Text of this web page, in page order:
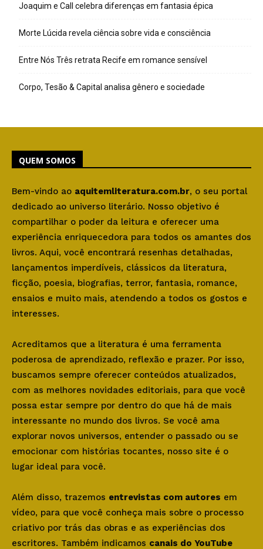
Joaquim e Call celebra diferenças em fantasia épica
Morte Lúcida revela ciência sobre vida e consciência
Entre Nós Três retrata Recife em romance sensível
Corpo, Tesão & Capital analisa gênero e sociedade
QUEM SOMOS
Bem-vindo ao aquitemliteratura.com.br, o seu portal
dedicado ao universo literário. Nosso objetivo é
compartilhar o poder da leitura e oferecer uma
experiência enriquecedora para todos os amantes dos
livros. Aqui, você encontrará resenhas detalhadas,
lançamentos imperdíveis, clássicos da literatura,
ficção, poesia, biografias, terror, fantasia, romance,
ensaios e muito mais, atendendo a todos os gostos e
interesses.
Acreditamos que a literatura é uma ferramenta
poderosa de aprendizado, reflexão e prazer. Por isso,
buscamos sempre oferecer conteúdos atualizados,
com as melhores novidades editoriais, para que você
possa estar sempre por dentro do que há de mais
interessante no mundo dos livros. Se você ama
explorar novos universos, entender o passado ou se
emocionar com histórias tocantes, nosso site é o
lugar ideal para você.
Além disso, trazemos entrevistas com autores em
vídeo, para que você conheça mais sobre o processo
criativo por trás das obras e as experiências dos
escritores. Também indicamos canais do YouTube